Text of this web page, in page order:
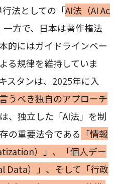
法としての「AI法（AI Ac
一方で、日本は著作権法
的にはガイドラインベー
る規律を維持していま
スタンは、2025年に入
うべき独自のアプローチ
、独立した「AI法」を制
の重要法令である 「情報
）」、「個人デー
Data）」、そして「行政